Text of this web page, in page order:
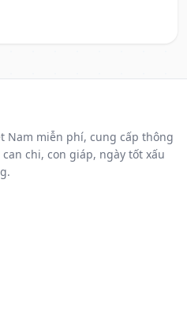
Nam miễn phí, cung cấp thông
chi, con giáp, ngày tốt xấu